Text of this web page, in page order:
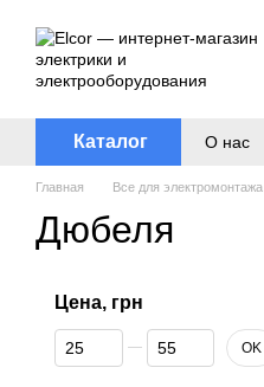
Каталог О нас
Главная Все для электромонтажа
Дюбеля
Цена, грн
От Цена, грн
До Цена, грн OK